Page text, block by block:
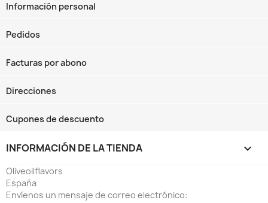
Información personal
Pedidos
Facturas por abono
Direcciones
Cupones de descuento
INFORMACIÓN DE LA TIENDA keyboard_arrow_down
Oliveoilflavors
España
Envíenos un mensaje de correo electrónico: